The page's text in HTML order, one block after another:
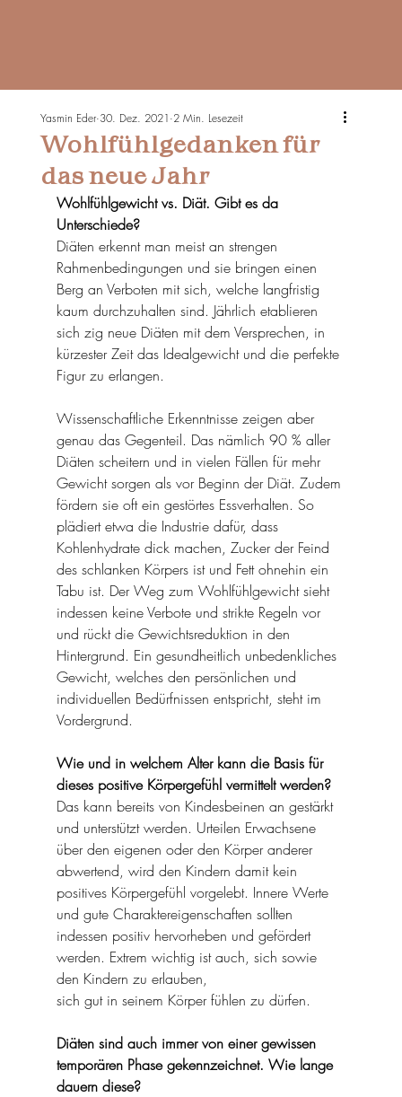
Wohlfühlgedanken für
das neue Jahr
Yasmin Eder 30. Dez. 2021 2 Min. Lesezeit
Wohlfühlgewicht vs. Diät. Gibt es da
Unterschiede?
Diäten erkennt man meist an strengen
Rahmenbedingungen und sie bringen einen
Berg an Verboten mit sich, welche langfristig
kaum durchzuhalten sind. Jährlich etablieren
sich zig neue Diäten mit dem Versprechen, in
kürzester Zeit das Idealgewicht und die perfekte
Figur zu erlangen.
Wissenschaftliche Erkenntnisse zeigen aber
genau das Gegenteil. Das nämlich 90 % aller
Diäten scheitern und in vielen Fällen für mehr
Gewicht sorgen als vor Beginn der Diät. Zudem
fördern sie oft ein gestörtes Essverhalten. So
plädiert etwa die Industrie dafür, dass
Kohlenhydrate dick machen, Zucker der Feind
des schlanken Körpers ist und Fett ohnehin ein
Tabu ist. Der Weg zum Wohlfühlgewicht sieht
indessen keine Verbote und strikte Regeln vor
und rückt die Gewichtsreduktion in den
Hintergrund. Ein gesundheitlich unbedenkliches
Gewicht, welches den persönlichen und
individuellen Bedürfnissen entspricht, steht im
Vordergrund.
Wie und in welchem Alter kann die Basis für
dieses positive Körpergefühl vermittelt werden?
Das kann bereits von Kindesbeinen an gestärkt
und unterstützt werden. Urteilen Erwachsene
über den eigenen oder den Körper anderer
abwertend, wird den Kindern damit kein
positives Körpergefühl vorgelebt. Innere Werte
und gute Charaktereigenschaften sollten
indessen positiv hervorheben und gefördert
werden. Extrem wichtig ist auch, sich sowie
den Kindern zu erlauben,
sich gut in seinem Körper fühlen zu dürfen.
Diäten sind auch immer von einer gewissen
temporären Phase gekennzeichnet. Wie lange
dauern diese?